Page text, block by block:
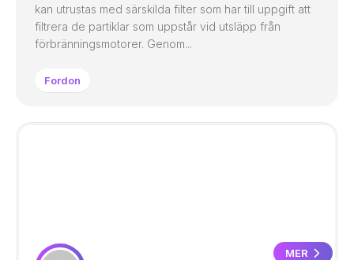
kan utrustas med särskilda filter som har till uppgift att
filtrera de partiklar som uppstår vid utsläpp från
förbränningsmotorer. Genom...
Fordon
MER